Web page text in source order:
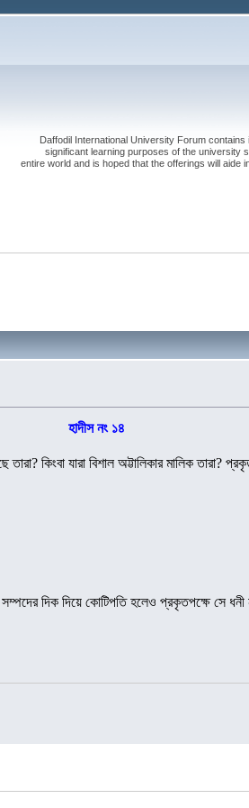
Daffodil International University Forum
significant learning purposes of the university
entire world and is hoped that the offerings will aide
হাদীস নং ১৪
কিংবা যারা বিশাল অট্টালিকার মালিক তারা?
দিক দিয়ে কোটিপতি হলেও প্রকৃতপক্ষে সে ধনী